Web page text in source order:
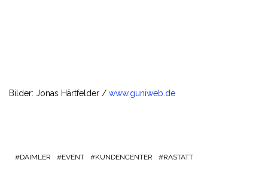
Bilder: Jonas Härtfelder / www.guniweb.de
DAIMLER EVENT KUNDENCENTER RASTATT